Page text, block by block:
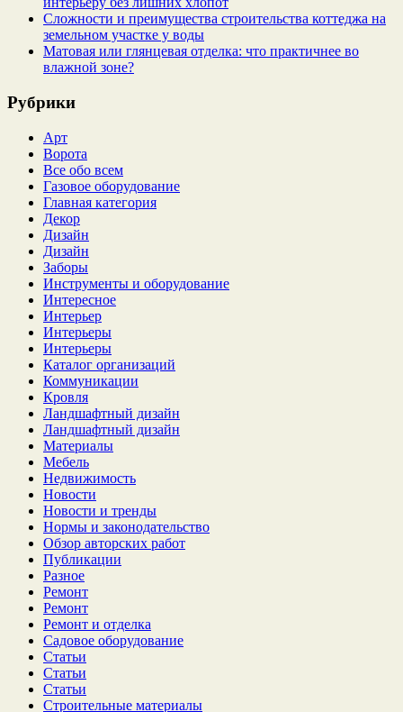
Сложности и преимущества строительства коттеджа на
земельном участке у воды
Матовая или глянцевая отделка: что практичнее во
влажной зоне?
Рубрики
Арт
Ворота
Все обо всем
Газовое оборудование
Главная категория
Декор
Дизайн
Дизайн
Заборы
Инструменты и оборудование
Интересное
Интерьер
Интерьеры
Интерьеры
Каталог организаций
Коммуникации
Кровля
Ландшафтный дизайн
Ландшафтный дизайн
Материалы
Мебель
Недвижимость
Новости
Новости и тренды
Нормы и законодательство
Обзор авторских работ
Публикации
Разное
Ремонт
Ремонт
Ремонт и отделка
Садовое оборудование
Статьи
Статьи
Статьи
Строительные материалы